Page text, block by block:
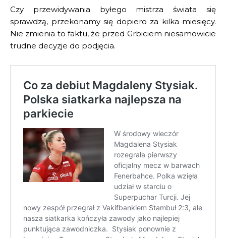
Czy przewidywania byłego mistrza świata się
sprawdzą, przekonamy się dopiero za kilka miesięcy.
Nie zmienia to faktu, że przed Grbiciem niesamowicie
trudne decyzje do podjęcia.